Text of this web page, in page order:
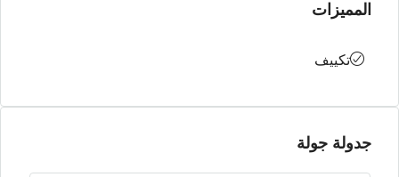
المميزات
تكييف
جدولة جولة